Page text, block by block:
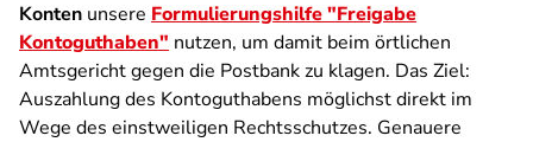
Konten unsere Formulierungshilfe "Freigabe
Kontoguthaben" nutzen, um damit beim örtlichen
Amtsgericht gegen die Postbank zu klagen. Das Ziel:
Auszahlung des Kontoguthabens möglichst direkt im
Wege des einstweiligen Rechtsschutzes. Genauere